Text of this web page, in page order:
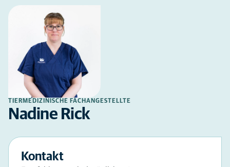
TIERMEDIZINISCHE FACHANGESTELLTE
Nadine Rick
Kontakt